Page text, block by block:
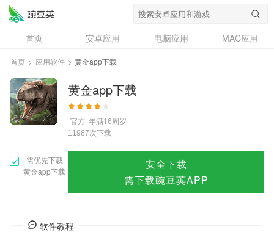
首页 安卓应用 电脑应用
MAC应用
资讯
专题
问答
首页 > 应用软件 > 黄金app下载
黄金app下载
官方 年满16周岁
11987次下载
需优先下载
黄金app下载
安全下载
需下载豌豆荚APP
软件教程